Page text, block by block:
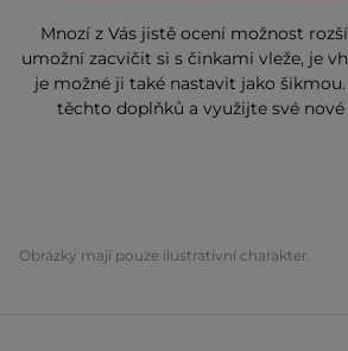
Mnozí z Vás jistě ocení možnost
umožní zacvičit si s činkami vleže, je
je možné ji také nastavit jako
těchto doplňků a využijte své
Obrázky mají pouze ilustrativní charakter.